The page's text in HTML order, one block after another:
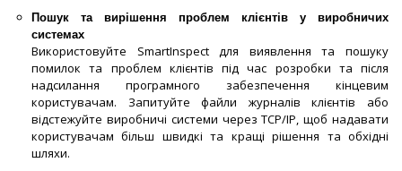
Пошук та вирішення проблем клієнтів у виробничих
системах
Використовуйте SmartInspect для виявлення та пошуку
помилок та проблем клієнтів під час розробки та після
надсилання програмного забезпечення кінцевим
користувачам. Запитуйте файли журналів клієнтів або
відстежуйте виробничі системи через TCP/IP, щоб надавати
користувачам більш швидкі та кращі рішення та обхідні
шляхи.